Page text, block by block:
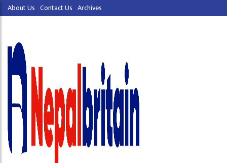
About Us Contact Us Archives